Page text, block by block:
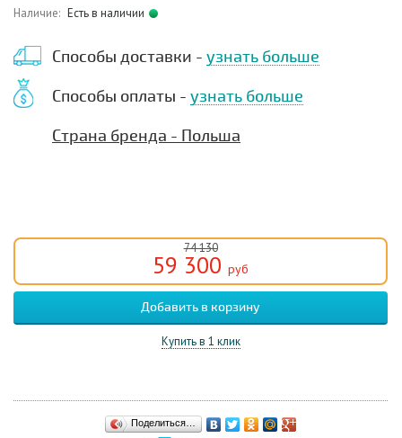
Наличие: Есть в наличии
Способы доставки - узнать больше
Способы оплаты - узнать больше
Страна бренда - Польша
74 130
59 300 руб
Купить в 1 клик
Поделиться…